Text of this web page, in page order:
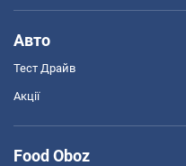
Авто
Тест Драйв
Акції
Food Oboz